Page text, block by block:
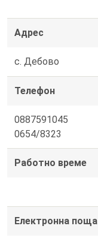
Адрес
с. Дебово
Телефон
0887591045
0654/8323
Работно време
Електронна поща